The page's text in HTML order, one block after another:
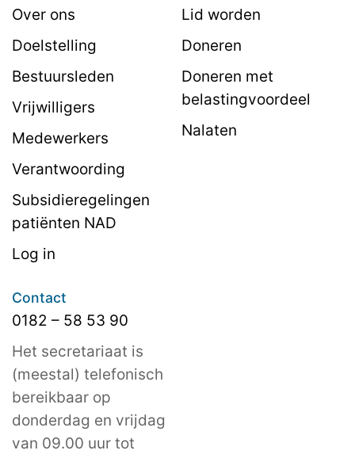
Over ons
Doelstelling
Bestuursleden
Vrijwilligers
Medewerkers
Verantwoording
Subsidieregelingen
patiënten NAD
Log in
Lid worden
Doneren
Doneren met
belastingvoordeel
Nalaten
Contact
0182 – 58 53 90
Het secretariaat is
(meestal) telefonisch
bereikbaar op
donderdag en vrijdag
van 09.00 uur tot